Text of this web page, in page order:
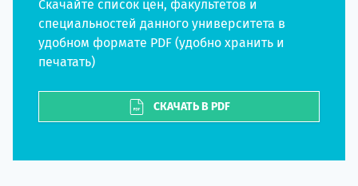
Скачайте список цен, факультетов и
специальностей данного университета в
удобном формате PDF (удобно хранить и
печатать)
СКАЧАТЬ В PDF